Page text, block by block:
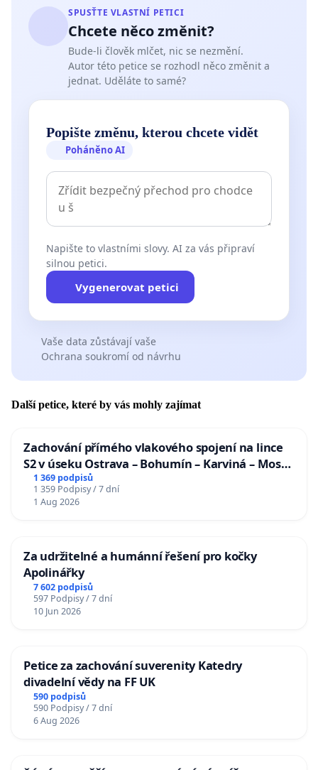
SPUSŤTE VLASTNÍ PETICI
Chcete něco změnit?
Bude-li člověk mlčet, nic se nezmění.
Autor této petice se rozhodl něco změnit a
jednat. Uděláte to samé?
Popište změnu, kterou chcete vidět
Poháněno AI
Napište to vlastními slovy. AI za vás připraví
silnou petici.
Vygenerovat petici
Vaše data zůstávají vaše
Ochrana soukromí od návrhu
Další petice, které by vás mohly zajímat
Zachování přímého vlakového spojení na lince
S2 v úseku Ostrava – Bohumín – Karviná – Mosty
u Jablunkova
1 369 podpisů
1 359 Podpisy / 7 dní
1 Aug 2026
Za udržitelné a humánní řešení pro kočky
Apolinářky
7 602 podpisů
597 Podpisy / 7 dní
10 Jun 2026
Petice za zachování suverenity Katedry
divadelní vědy na FF UK
590 podpisů
590 Podpisy / 7 dní
6 Aug 2026